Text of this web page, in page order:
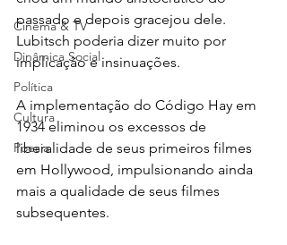
Cinema & TV
Dinâmica Social
Política
Cultura
Poesia
passado e depois gracejou dele.
Lubitsch poderia dizer muito por
implicação e insinuações.
A implementação do Código Hay em
1934 eliminou os excessos de
liberalidade de seus primeiros filmes
em Hollywood, impulsionando ainda
mais a qualidade de seus filmes
subsequentes.